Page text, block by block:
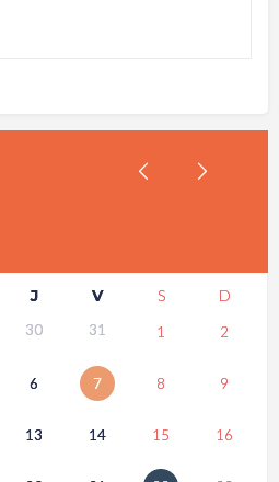
J V S D
30 31 1 2
6 7 8 9
13 14 15 16